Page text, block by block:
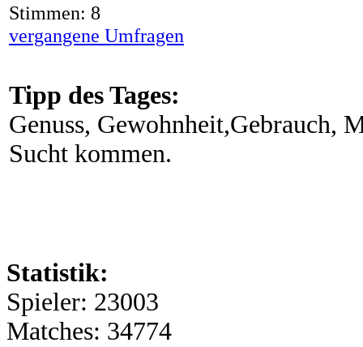
Stimmen: 8
vergangene Umfragen
Tipp des Tages:
Genuss, Gewohnheit,Gebrauch,
Sucht kommen.
Statistik:
Spieler: 23003
Matches: 34774